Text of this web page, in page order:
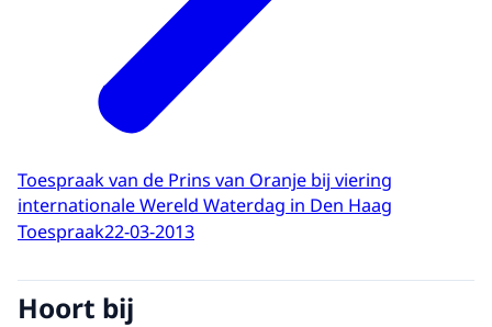
Toespraak van de Prins van Oranje bij viering
internationale Wereld Waterdag in Den Haag
Toespraak22-03-2013
Hoort bij